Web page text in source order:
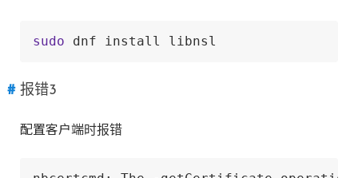
sudo dnf install libnsl
报错3
配置客户端时报错